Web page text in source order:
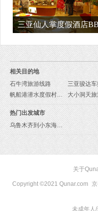
三亚仙人掌度假酒店
相关目的地
石牛湾旅游线路
帆船港潜水度假村旅游线路
大小洞天
热门出发城市
乌鲁木齐到小东海旅游报价
关于
Copyright ©2021 Qunar.com
未成年人